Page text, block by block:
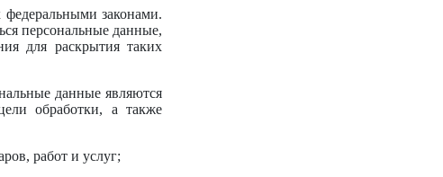
законами.
персональные данные,
для раскрытия таких
данные являются
обработки, а также
работ и услуг;